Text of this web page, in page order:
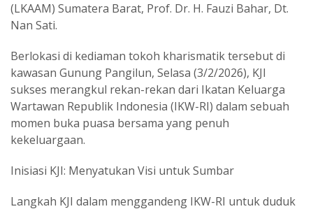
(LKAAM) Sumatera Barat, Prof. Dr. H. Fauzi Bahar, Dt.
Nan Sati.
‎Berlokasi di kediaman tokoh kharismatik tersebut di
kawasan Gunung Pangilun, Selasa (3/2/2026), KJI
sukses merangkul rekan-rekan dari Ikatan Keluarga
Wartawan Republik Indonesia (IKW-RI) dalam sebuah
momen buka puasa bersama yang penuh
kekeluargaan.
‎Inisiasi KJI: Menyatukan Visi untuk Sumbar
‎Langkah KJI dalam menggandeng IKW-RI untuk duduk